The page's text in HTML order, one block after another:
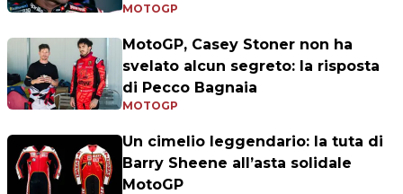
MOTOGP
MotoGP, Casey Stoner non ha
svelato alcun segreto: la risposta
di Pecco Bagnaia
MOTOGP
Un cimelio leggendario: la tuta di
Barry Sheene all’asta solidale
MotoGP